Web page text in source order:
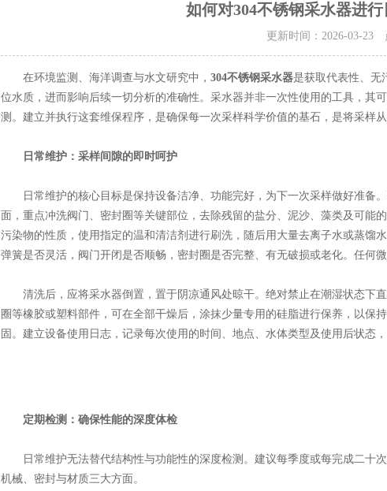
如何对304不锈钢采水器进
更新时间：2026-03-23
在环境监测、海洋调查与水文研究中， 304不锈钢采水器是获取代表性、无
位水质，进而影响后续一切分析的准确性。采水器并非一次性使用的工具，其
测。建立并执行这套维保程序，是确保每一次采样科学价值的基石，是将采样
日常维护：采样间隙的即时呵护
日常维护的核心目标是保持设备洁净、功能完好，为下一次采样做好准备
面，重点冲洗阀门、密封圈等关键部位，去除残留的盐分、泥沙、藻类及可能
污染物的性质，使用指定的温和清洁剂进行刷洗，随后用大量去离子水或蒸馏
弹簧是否灵活，阀门开闭是否顺畅，密封圈是否完整、有无破损或老化。任何
清洗后，应将采水器倒置，置于阴凉通风处晾干。绝对禁止在潮湿状态下
圈等橡胶或塑料部件，可在全部干燥后，涂抹少量专用的硅脂进行保养，以保
固。建立设备使用日志，记录每次使用的时间、地点、水体类型及使用后状态
定期检测：确保性能的深度体检
日常维护无法替代结构性与功能性的深度检测。建议每季度或每完成二十
机械、密封与材质三大方面。